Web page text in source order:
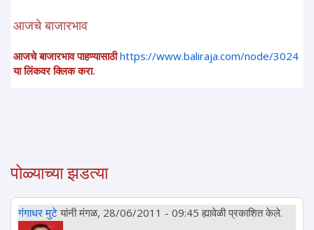
आजचे बाजारभाव
आजचे बाजारभाव पाहण्यासाठी https://www.baliraja.com/node/3024
या लिंकवर क्लिक करा.
पोळ्याच्या झडत्या
गंगाधर मुटेयांनी मंगळ, 28/06/2011 - 09:45 ह्यावेळी प्रकाशित केले.